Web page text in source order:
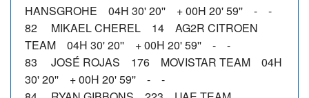
HANSGROHE 04H 30' 20'' + 00H 20' 59'' - -
82 MIKAEL CHEREL 14 AG2R CITROEN
TEAM 04H 30' 20'' + 00H 20' 59'' - -
83 JOSÉ ROJAS 176 MOVISTAR TEAM 04H
30' 20'' + 00H 20' 59'' - -